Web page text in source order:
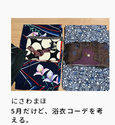
にさわまほ
5月だけど、浴衣コーデを考
える。